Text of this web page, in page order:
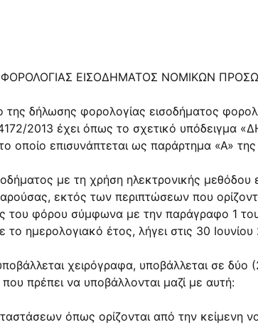
ΕΙΣΟΔΗΜΑΤΟΣ ΝΟΜΙΚΩΝ
της δήλωσης φορολογίας εισοδήματος
2013 έχει όπως το σχετικό
επισυνάπτεται ως παράρτημα «Α» της
με τη χρήση ηλεκτρονικής μεθόδου
εκτός των περιπτώσεων που
του φόρου σύμφωνα με την παράγραφο 1
ημερολογιακό έτος, λήγει στις 30 Ιουνίου
χειρόγραφα, υποβάλλεται σε δύο
πρέπει να υποβάλλονται μαζί με αυτή:
όπως ορίζονται από την κείμενη